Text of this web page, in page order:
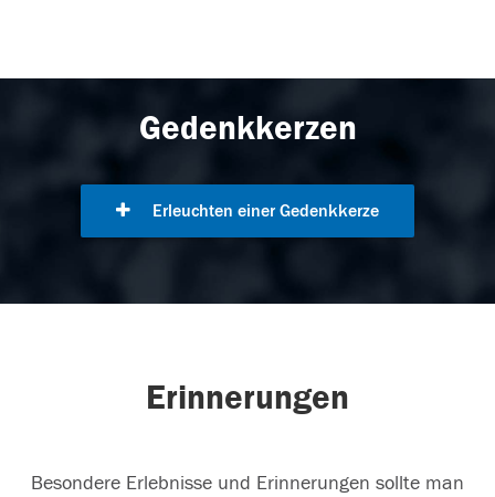
Gedenkkerzen
Erleuchten einer Gedenkkerze
Erinnerungen
Besondere Erlebnisse und Erinnerungen sollte man